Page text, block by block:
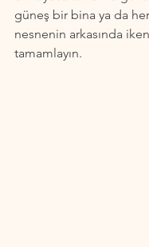
güneş bir bina ya da
nesnenin arkasında
tamamlayın.